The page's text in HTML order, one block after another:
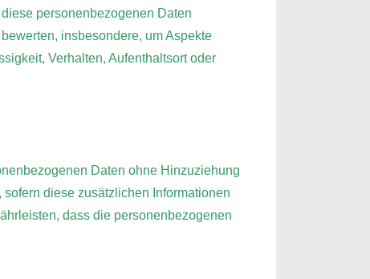
personenbezogenen Daten
insbesondere, um Aspekte
Verhalten, Aufenthaltsort oder
Daten ohne Hinzuziehung
diese zusätzlichen Informationen
dass die personenbezogenen